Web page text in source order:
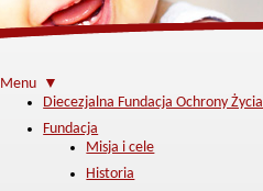
Menu ▼
Diecezjalna Fundacja Ochrony Życia
Fundacja
Misja i cele
Historia